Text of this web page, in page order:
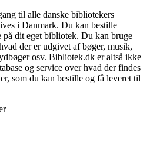
til alle danske bibliotekers
i Danmark. Du kan bestille
på dit eget bibliotek. Du kan bruge
der er udgivet af bøger, musik,
osv. Bibliotek.dk er altså ikke
og service over hvad der findes
som du kan bestille og få leveret til